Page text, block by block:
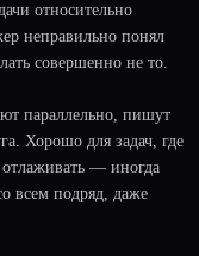
относительно
неправильно понял
совершенно не то.
параллельно, пишут
Хорошо для задач, где
— иногда
всем подряд, даже